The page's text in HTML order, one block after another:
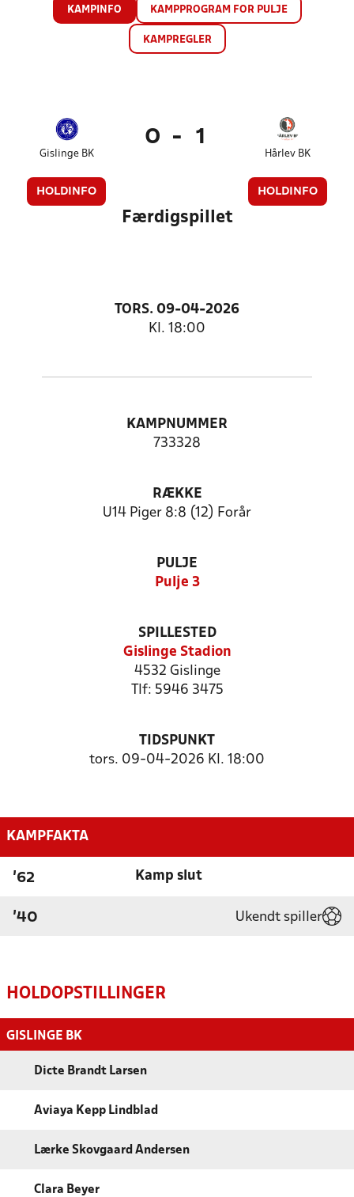
KAMPINFO KAMPPROGRAM FOR PULJE
KAMPREGLER
Gislinge BK
HOLDINFO
0 - 1
Hårlev BK
HOLDINFO
Færdigspillet
TORS. 09-04-2026
Kl. 18:00
KAMPNUMMER
733328
RÆKKE
U14 Piger 8:8 (12) Forår
PULJE
Pulje 3
SPILLESTED
Gislinge Stadion
4532 Gislinge
Tlf: 5946 3475
TIDSPUNKT
tors. 09-04-2026 Kl. 18:00
KAMPFAKTA
'62 Kamp slut
'40 Ukendt spiller
HOLDOPSTILLINGER
GISLINGE BK
Dicte Brandt Larsen
Aviaya Kepp Lindblad
Lærke Skovgaard Andersen
Clara Beyer